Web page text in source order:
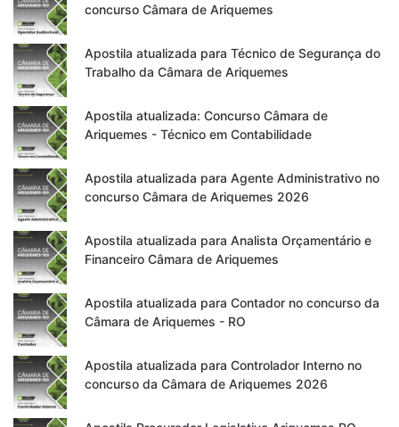
concurso Câmara de Ariquemes
Apostila atualizada para Técnico de Segurança do
Trabalho da Câmara de Ariquemes
Apostila atualizada: Concurso Câmara de
Ariquemes - Técnico em Contabilidade
Apostila atualizada para Agente Administrativo no
concurso Câmara de Ariquemes 2026
Apostila atualizada para Analista Orçamentário e
Financeiro Câmara de Ariquemes
Apostila atualizada para Contador no concurso da
Câmara de Ariquemes - RO
Apostila atualizada para Controlador Interno no
concurso da Câmara de Ariquemes 2026